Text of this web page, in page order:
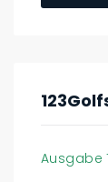
Ausgabe